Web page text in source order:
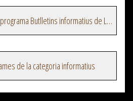
Veure més episodis del programa Butlletins informatius de La Xarxa
de la categoria informatius